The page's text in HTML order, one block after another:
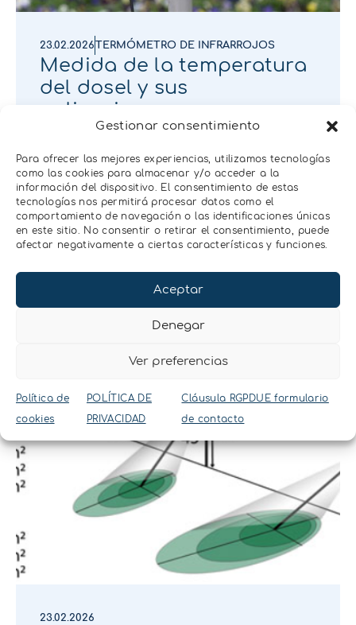
Gestionar consentimiento
Para ofrecer las mejores experiencias, utilizamos tecnologías
como las cookies para almacenar y/o acceder a la
información del dispositivo. El consentimiento de estas
tecnologías nos permitirá procesar datos como el
comportamiento de navegación o las identificaciones únicas
en este sitio. No consentir o retirar el consentimiento, puede
afectar negativamente a ciertas características y funciones.
Aceptar
Denegar
Ver preferencias
Política de
cookies
POLÍTICA DE
PRIVACIDAD
Cláusula RGPDUE formulario
de contacto
23.02.2026 TERMÓMETRO DE INFRARROJOS
Medida de la temperatura
del dosel y sus
aplicaciones
23.02.2026